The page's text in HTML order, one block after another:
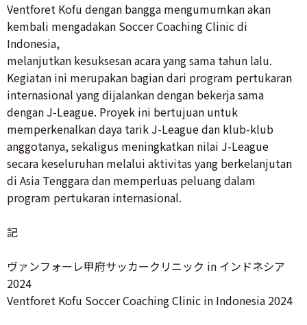
Ventforet Kofu dengan bangga mengumumkan akan
kembali mengadakan Soccer Coaching Clinic di
Indonesia,
melanjutkan kesuksesan acara yang sama tahun lalu.
Kegiatan ini merupakan bagian dari program pertukaran
internasional yang dijalankan dengan bekerja sama
dengan J-League. Proyek ini bertujuan untuk
memperkenalkan daya tarik J-League dan klub-klub
anggotanya, sekaligus meningkatkan nilai J-League
secara keseluruhan melalui aktivitas yang berkelanjutan
di Asia Tenggara dan memperluas peluang dalam
program pertukaran internasional.
記
ヴァンフォーレ甲府サッカークリニック in インドネシア
2024
Ventforet Kofu Soccer Coaching Clinic in Indonesia 2024